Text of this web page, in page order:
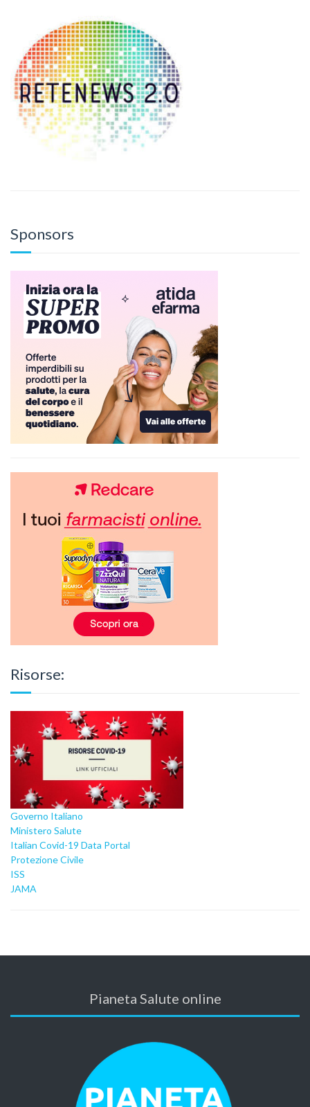
Sponsors
Risorse:
Governo Italiano
Ministero Salute
Italian Covid-19 Data Portal
Protezione Civile
ISS
JAMA
Pianeta Salute online